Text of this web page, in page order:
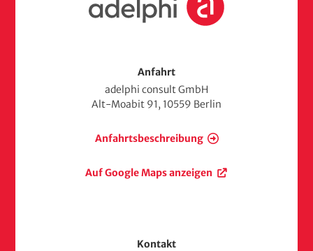
t
a
t
Anfahrt
adelphi consult GmbH
Alt-Moabit 91, 10559 Berlin
Anfahrtsbeschreibung
Auf Google Maps anzeigen
Kontakt